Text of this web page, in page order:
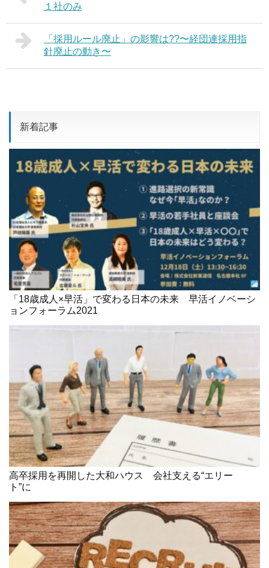
１社のみ
「採用ルール廃止」の影響は??〜経団連採用指
針廃止の動き〜
新着記事
「18歳成人×早活」で変わる日本の未来 早活イノベーシ
ョンフォーラム2021
高卒採用を再開した大和ハウス 会社支える“エリー
ト”に